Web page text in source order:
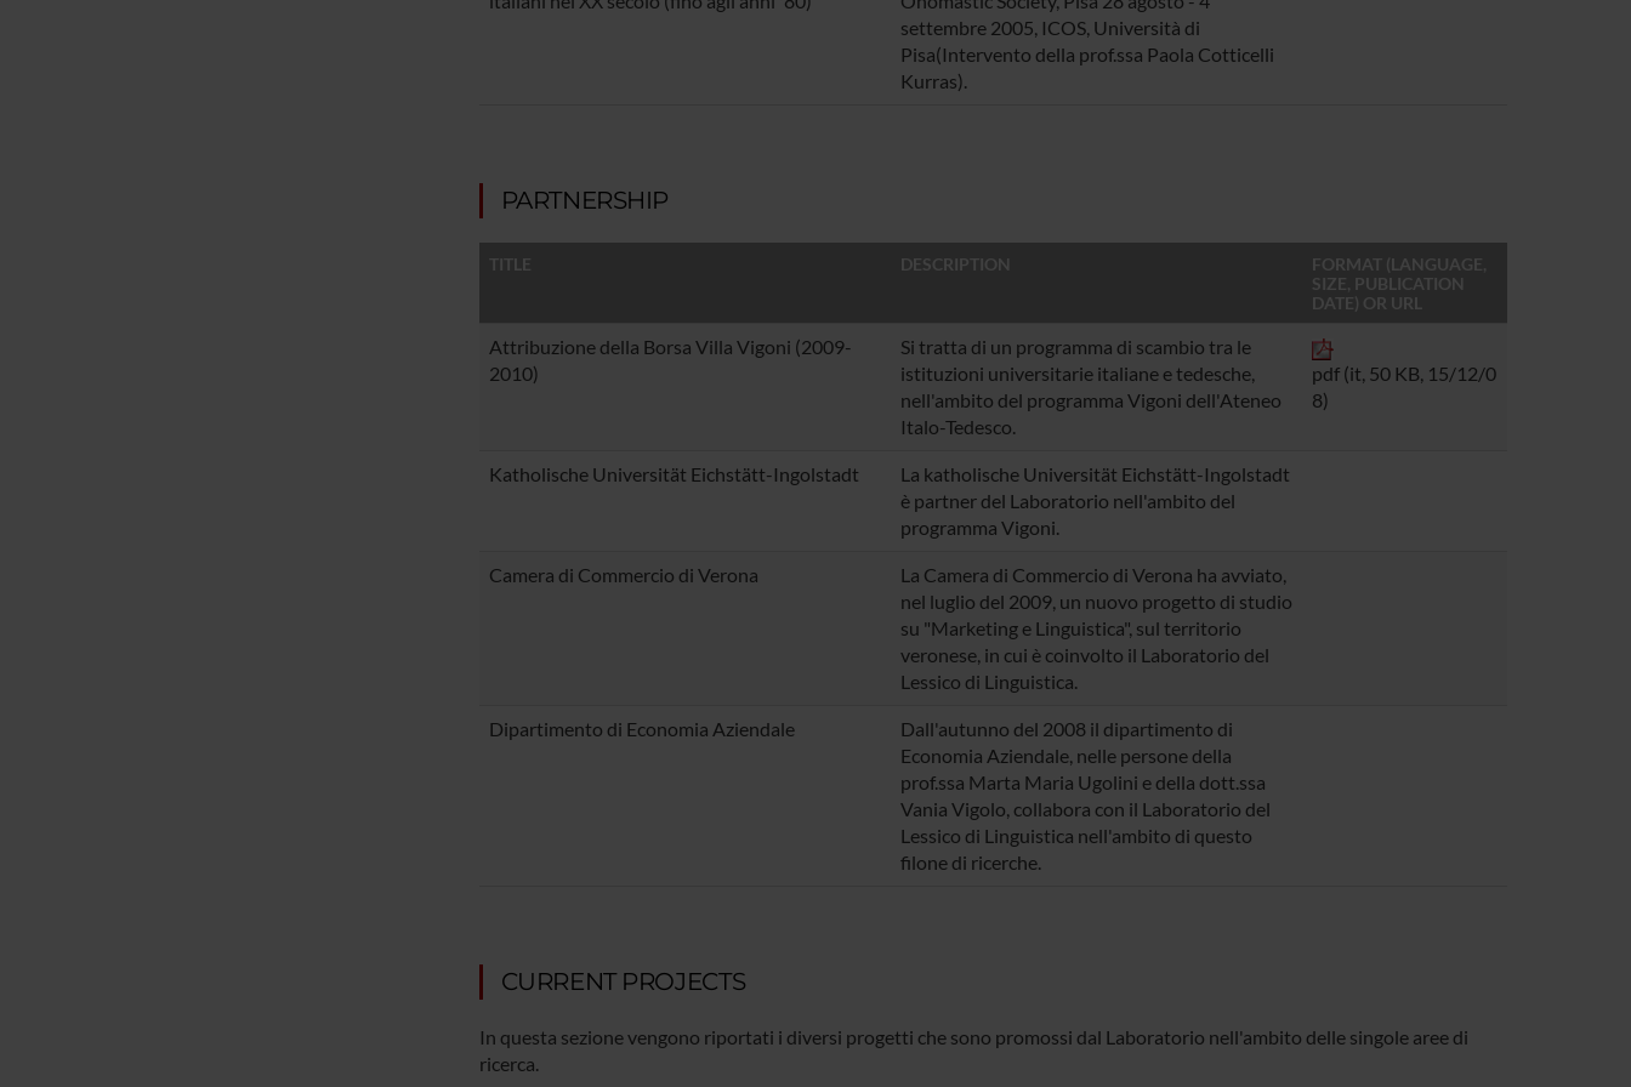
settembre 2005, ICOS, Università di
Pisa(Intervento della prof.ssa Paola Cotticelli
Kurras).
PARTNERSHIP
TITLE DESCRIPTION
FORMAT (LANGUAGE,
SIZE, PUBLICATION
DATE) OR URL
Attribuzione della Borsa Villa Vigoni (2009-
2010)
Si tratta di un programma di scambio tra le
istituzioni universitarie italiane e tedesche,
nell'ambito del programma Vigoni dell'Ateneo
Italo-Tedesco.
pdf (it, 50 KB, 15/12/0
8)
Katholische Universität Eichstätt-Ingolstadt La katholische Universität Eichstätt-Ingolstadt
è partner del Laboratorio nell'ambito del
programma Vigoni.
Camera di Commercio di Verona La Camera di Commercio di Verona ha avviato,
nel luglio del 2009, un nuovo progetto di studio
su "Marketing e Linguistica", sul territorio
veronese, in cui è coinvolto il Laboratorio del
Lessico di Linguistica.
Dipartimento di Economia Aziendale
Dall'autunno del 2008 il dipartimento di
Economia Aziendale, nelle persone della
prof.ssa Marta Maria Ugolini e della dott.ssa
Vania Vigolo, collabora con il Laboratorio del
Lessico di Linguistica nell'ambito di questo
filone di ricerche.
CURRENT PROJECTS
In questa sezione vengono riportati i diversi progetti che sono promossi dal Laboratorio nell'ambito delle singole aree di
ricerca.